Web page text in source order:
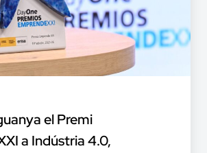
el Premi
a Indústria 4.0,